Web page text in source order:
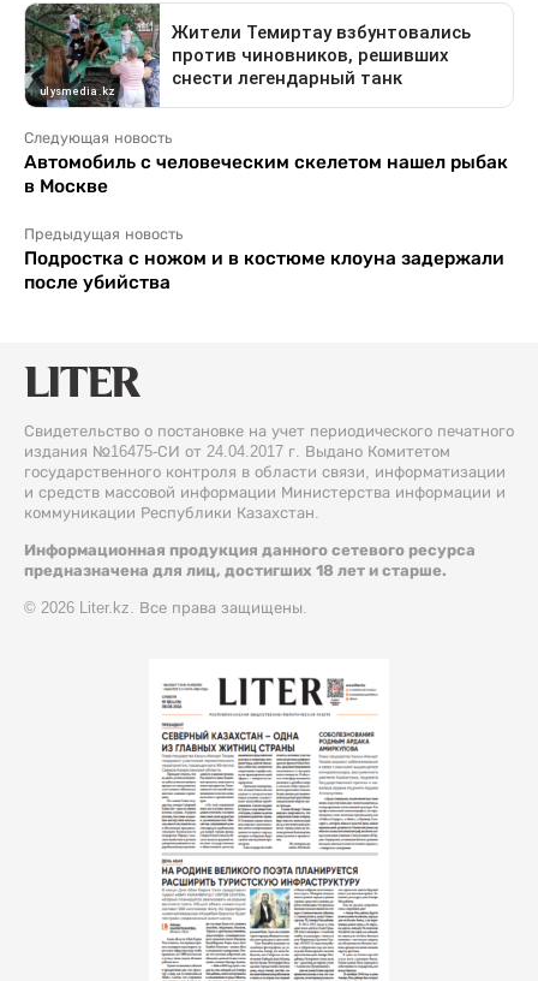
Следующая новость
Автомобиль с человеческим скелетом нашел рыбак
в Москве
Предыдущая новость
Подростка с ножом и в костюме клоуна задержали
после убийства
Свидетельство о постановке на учет периодического печатного
издания №16475-СИ от 24.04.2017 г. Выдано Комитетом
государственного контроля в области связи, информатизации
и средств массовой информации Министерства информации и
коммуникации Республики Казахстан.
Информационная продукция данного сетевого ресурса
предназначена для лиц, достигших 18 лет и старше.
© 2026 Liter.kz. Все права защищены.